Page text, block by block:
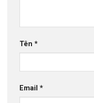
Tên *
Email *